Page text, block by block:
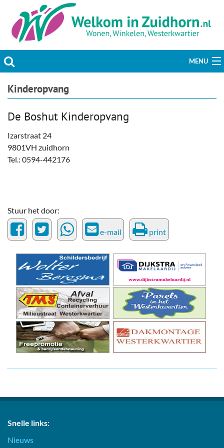
MENU
Actueel
Welzijn & Maatschappij
Bedrijven
Kinderopvang
De Boshut Kinderopvang
Izarstraat 24
9801VH zuidhorn
Tel.: 0594-442176
Stuur het door:
e-mail print
Snelle links:
Nieuws